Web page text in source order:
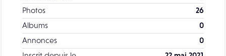
Photos
26
Albums
0
Annonces
0